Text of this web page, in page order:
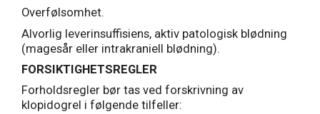
Overfølsomhet.
Alvorlig leverinsuffisiens, aktiv patologisk blødning
(magesår eller intrakraniell blødning).
FORSIKTIGHETSREGLER
Forholdsregler bør tas ved forskrivning av
klopidogrel i følgende tilfeller: